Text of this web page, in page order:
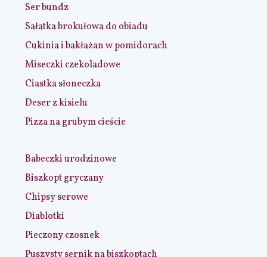
Ser bundz
Sałatka brokułowa do obiadu
Cukinia i bakłażan w pomidorach
Miseczki czekoladowe
Ciastka słoneczka
Deser z kisielu
Pizza na grubym cieście
Babeczki urodzinowe
Biszkopt gryczany
Chipsy serowe
Diablotki
Pieczony czosnek